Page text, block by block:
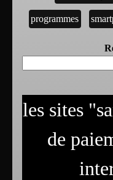
programmes
les sites
de